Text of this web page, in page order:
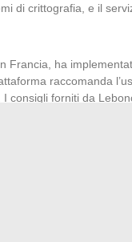
di crittografia, e il
Francia, ha
raccomanda
consigli forniti da